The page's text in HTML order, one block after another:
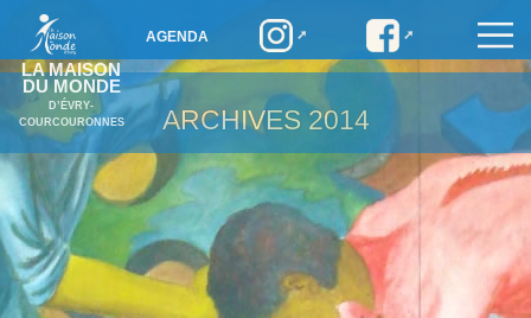
LA MAISON
DU MONDE
D’ÉVRY-
COURCOURONNES
AGENDA
ARCHIVES 2014